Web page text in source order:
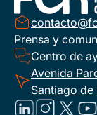
Prensa y
Centro de
Avenida
Santiago de